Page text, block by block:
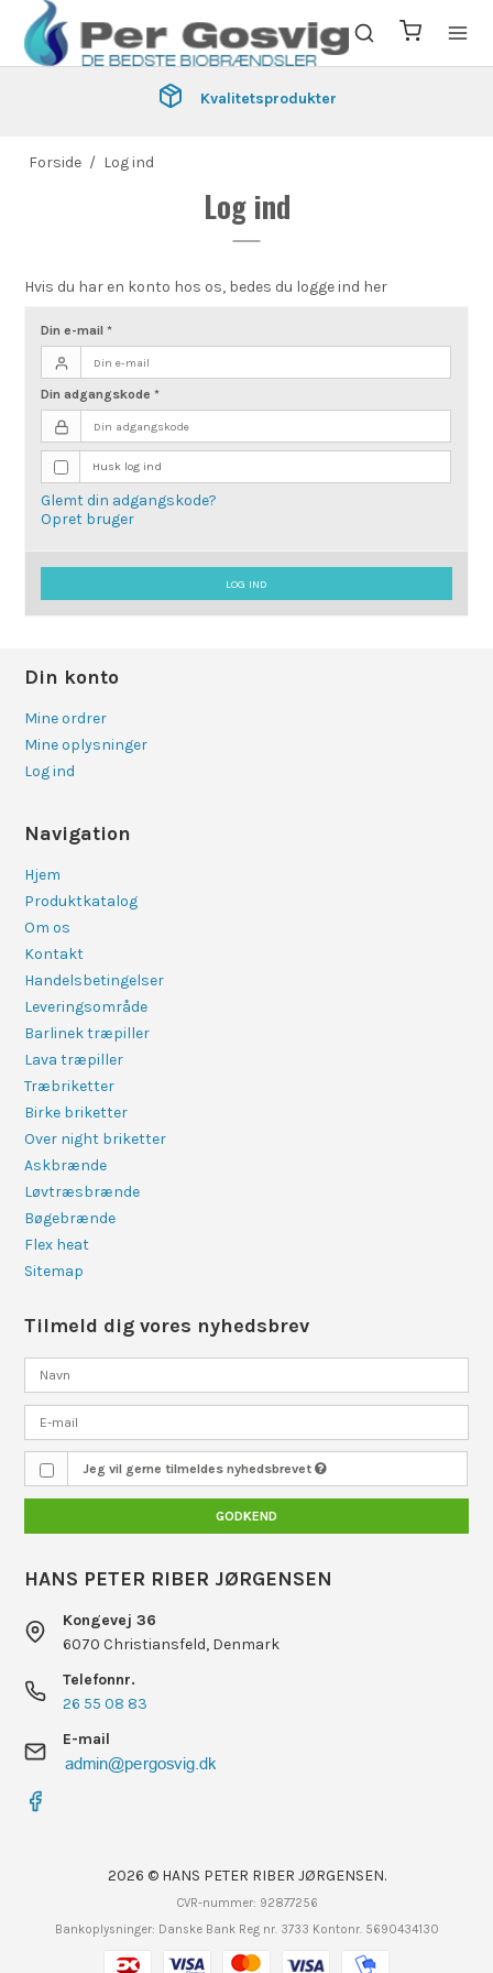
Kvalitetsprodukter
Forside / Log ind
Log ind
Hvis du har en konto hos os, bedes du logge ind her
Din e-mail*
Din adgangskode*
Husk log ind
Glemt din adgangskode?
Opret bruger
LOG IND
Din konto
Mine ordrer
Mine oplysninger
Log ind
Navigation
Hjem
Produktkatalog
Om os
Kontakt
Handelsbetingelser
Leveringsområde
Barlinek træpiller
Lava træpiller
Træbriketter
Birke briketter
Over night briketter
Askbrænde
Løvtræsbrænde
Bøgebrænde
Flex heat
Sitemap
Tilmeld dig vores nyhedsbrev
Jeg vil gerne tilmeldes nyhedsbrevet
GODKEND
HANS PETER RIBER JØRGENSEN
Kongevej 36
6070 Christiansfeld, Denmark
Telefonnr.
26 55 08 83
E-mail
2026 © HANS PETER RIBER JØRGENSEN.
CVR-nummer: 92877256
Bankoplysninger: Danske Bank Reg nr. 3733 Kontonr. 5690434130